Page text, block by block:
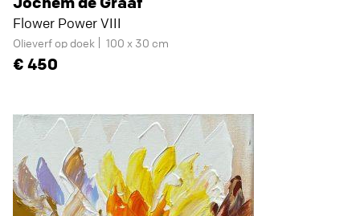
Flower Power VIII
Olieverf op doek 100 x 30 cm
450